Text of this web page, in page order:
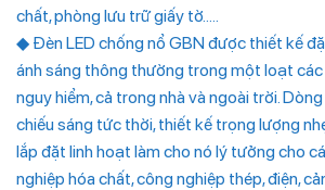
chất, phòng lưu trữ giấy tờ…..
◆ Đèn LED chống nổ GBN được thiết kế
ánh sáng thông thường trong một loạt các
nguy hiểm, cả trong nhà và ngoài trời.
chiếu sáng tức thời, thiết kế trọng lượng
lắp đặt linh hoạt làm cho nó lý tưởng cho
nghiệp hóa chất, công nghiệp thép, điện,